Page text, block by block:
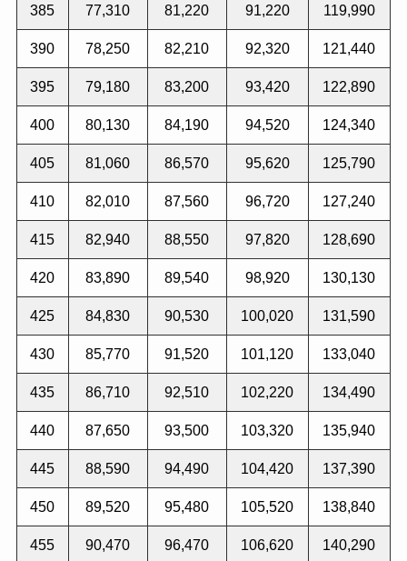
385 77,310 81,220 91,220 119,990
390 78,250 82,210 92,320 121,440
395 79,180 83,200 93,420 122,890
400 80,130 84,190 94,520 124,340
405 81,060 86,570 95,620 125,790
410 82,010 87,560 96,720 127,240
415 82,940 88,550 97,820 128,690
420 83,890 89,540 98,920 130,130
425 84,830 90,530 100,020 131,590
430 85,770 91,520 101,120 133,040
435 86,710 92,510 102,220 134,490
440 87,650 93,500 103,320 135,940
445 88,590 94,490 104,420 137,390
450 89,520 95,480 105,520 138,840
455 90,470 96,470 106,620 140,290